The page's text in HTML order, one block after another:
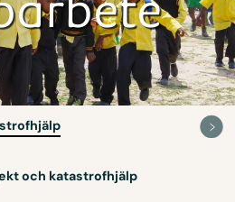
och katastrofhjälp